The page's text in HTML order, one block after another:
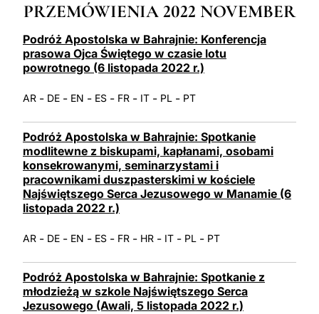
LATINE
PRZEMÓWIENIA 2022 NOVEMBER
Podróż Apostolska w Bahrajnie: Konferencja
prasowa Ojca Świętego w czasie lotu
powrotnego (6 listopada 2022 r.)
AR - DE - EN - ES - FR - IT - PL - PT
Podróż Apostolska w Bahrajnie: Spotkanie
modlitewne z biskupami, kapłanami, osobami
konsekrowanymi, seminarzystami i
pracownikami duszpasterskimi w kościele
Najświętszego Serca Jezusowego w Manamie (6
listopada 2022 r.)
AR - DE - EN - ES - FR - HR - IT - PL - PT
Podróż Apostolska w Bahrajnie: Spotkanie z
młodzieżą w szkole Najświętszego Serca
Jezusowego (Awali, 5 listopada 2022 r.)